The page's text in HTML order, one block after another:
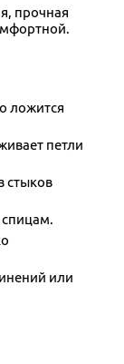
прочная
ложится
петли
стыков
или